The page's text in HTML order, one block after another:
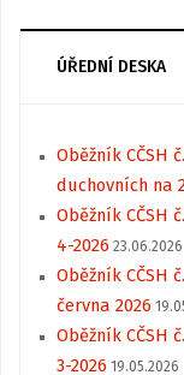
ÚŘEDNÍ DESKA
Oběžník CČSH
duchovních na
Oběžník CČSH
4-2026 23.06.2026
Oběžník CČSH
června 2026
Oběžník CČSH
3-2026 19.05.2026